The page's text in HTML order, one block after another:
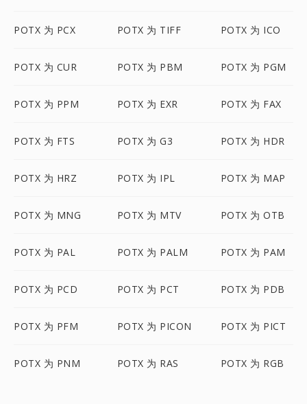
POTX 为 PCX POTX 为 TIFF POTX 为 ICO
POTX 为 CUR POTX 为 PBM POTX 为 PGM
POTX 为 PPM POTX 为 EXR POTX 为 FAX
POTX 为 FTS POTX 为 G3 POTX 为 HDR
POTX 为 HRZ POTX 为 IPL POTX 为 MAP
POTX 为 MNG POTX 为 MTV POTX 为 OTB
POTX 为 PAL POTX 为 PALM POTX 为 PAM
POTX 为 PCD POTX 为 PCT POTX 为 PDB
POTX 为 PFM POTX 为 PICON POTX 为 PICT
POTX 为 PNM POTX 为 RAS POTX 为 RGB